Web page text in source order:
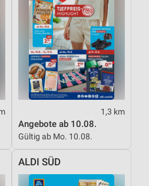
1,3 km
Angebote ab 10.08.
Gültig ab Mo. 10.08.
ALDI SÜD
von Inhalten
Statistiken oder
aus verschiedenen
der Angebote
zur Auswahl von